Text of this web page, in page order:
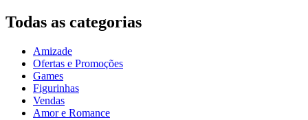
Todas as categorias
Amizade
Ofertas e Promoções
Games
Figurinhas
Vendas
Amor e Romance